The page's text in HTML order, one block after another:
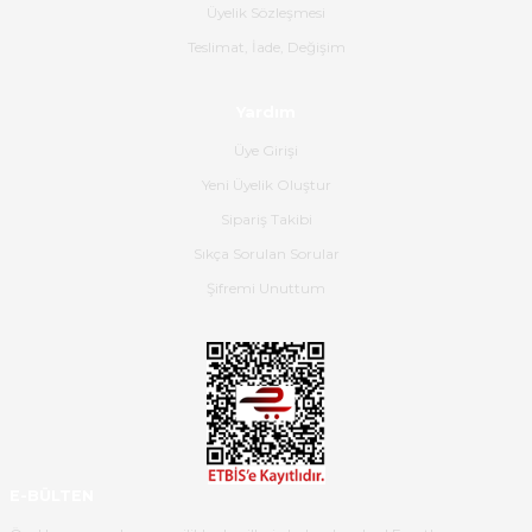
Gerçekten harika ve etkileyici
Hızlı bir şekilde elimize ulaştı
ulaştı.Ürünün paketlenmesi
gayet başarılı hasarsız bir şekilde
teslim aldım. Bu konudaki
hassasiyetleri ve Ürünün kalitesi
Üyelik Sözleşmesi
Teslimat, İade, Değişim
Üye Girişi
Yeni Üyelik Oluştur
Sipariş Takibi
Sıkça Sorulan Sorular
Şifremi Unuttum